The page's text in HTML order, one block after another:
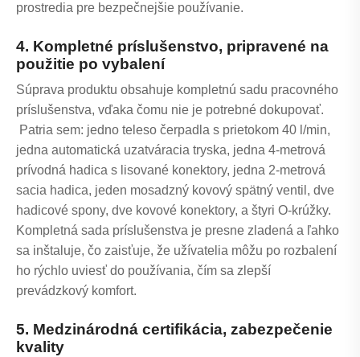
prostredia pre bezpečnejšie používanie.
4. Kompletné príslušenstvo, pripravené na
použitie po vybalení
Súprava produktu obsahuje kompletnú sadu pracovného
príslušenstva, vďaka čomu nie je potrebné dokupovať.
Patria sem: jedno teleso čerpadla s prietokom 40 l/min,
jedna automatická uzatváracia tryska, jedna 4-metrová
prívodná hadica s lisované konektory, jedna 2-metrová
sacia hadica, jeden mosadzný kovový spätný ventil, dve
hadicové spony, dve kovové konektory, a štyri O-krúžky.
Kompletná sada príslušenstva je presne zladená a ľahko
sa inštaluje, čo zaisťuje, že užívatelia môžu po rozbalení
ho rýchlo uviesť do používania, čím sa zlepší
prevádzkový komfort.
5. Medzinárodná certifikácia, zabezpečenie
kvality